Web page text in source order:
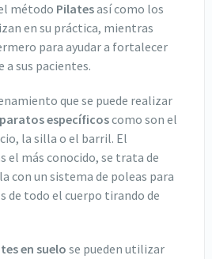
método Pilatesasí como los
en su práctica, mientras
para ayudar a fortalecer
sus pacientes.
que se puede realizar
específicoscomo son el
la silla o el barril. El
el más conocido, se trata de
con un sistema de poleas para
de todo el cuerpo tirando de
en suelo se pueden utilizar